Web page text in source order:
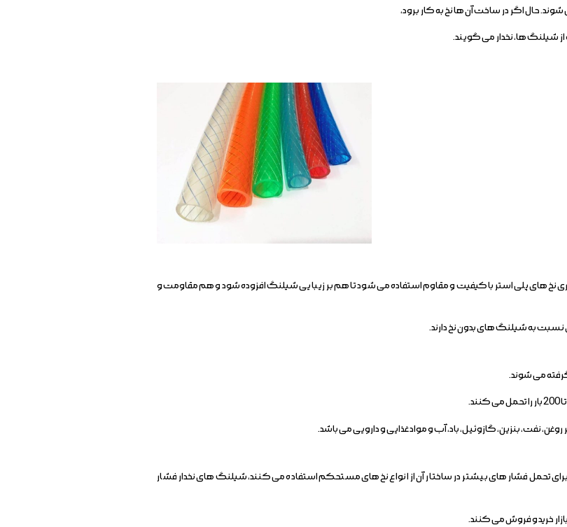
شیلنگ ها، نخدار می گویند.
نخ های پلی استر با کیفیت و مقاوم استفاده می شود تا هم بر زیبایی شیلنگ افزوده شود و هم مقاومت و
به شیلنگ های بدون نخ دارند.
می شوند.
روغن، نفت، بنزین، گازوئیل، باد، آب و مواد غذایی و دارویی می باشد.
تحمل فشار های بیشتر در ساختار آن از انواع نخ های مستحکم استفاده می کنند، شیلنگ های نخدار فشار
بازار خرید و فروش می کنند.